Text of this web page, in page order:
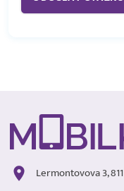
Lermontovova 3,